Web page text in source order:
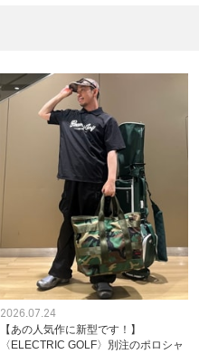
2026.07.24
【あの人気作に新型です！】
〈ELECTRIC GOLF〉別注のポロシャ